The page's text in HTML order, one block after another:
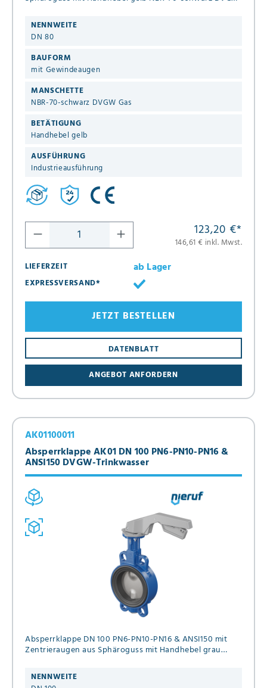
NENNWEITE
DN 80
BAUFORM
mit Gewindeaugen
MANSCHETTE
NBR-70-schwarz DVGW Gas
BETÄTIGUNG
Handhebel gelb
AUSFÜHRUNG
Industrieausführung
123,20 €*
146,61 € inkl. Mwst.
LIEFERZEIT
ab Lager
EXPRESSVERSAND*
ANGEBOT ANFORDERN
DATENBLATT
JETZT BESTELLEN
Absperrklappe AK01 DN 100 PN6-PN10-PN16 &
ANSI150 DVGW-Trinkwasser
AK01100011
Absperrklappe DN 100 PN6-PN10-PN16 & ANSI150 mit
Zentrieraugen aus Sphäroguss mit Handhebel grau
NENNWEITE